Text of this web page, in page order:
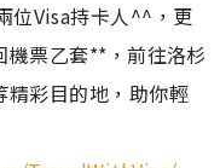
位Visa持卡人^^，更
機票乙套**，前往洛杉
精彩目的地，助你輕